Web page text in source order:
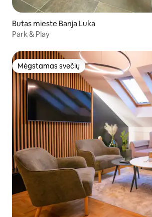
Butas mieste Banja Luka
Park & Play
Mėgstamas svečių
Mėgstamas svečių